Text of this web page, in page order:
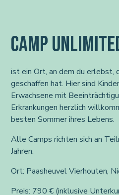
CAMP
ist ein Ort, an dem du erlebst,
geschaffen hat. Hier sind
Erwachsene mit
Erkrankungen herzlich
besten Sommer ihres Lebens.
Alle Camps richten sich an
Jahren.
Ort: Paasheuvel Vierhouten,
Preis: 790 € (inklusive